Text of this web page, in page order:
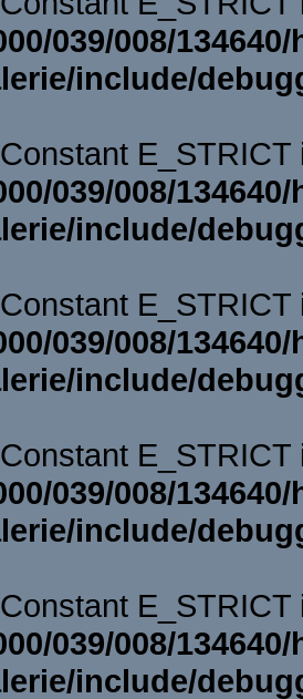
039/008/
include/
039/008/
include/
039/008/
include/
039/008/
include/
039/008/
include/